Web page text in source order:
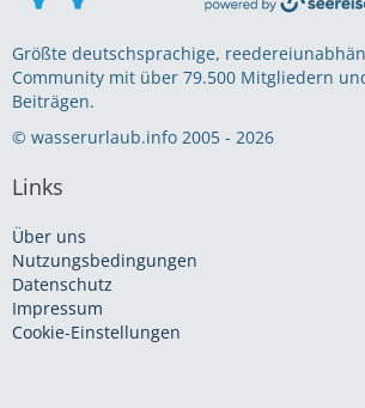
Größte deutschsprachige,
Community mit über 79.500 Mitgliedern
Beiträgen.
© wasserurlaub.info 2005 - 2026
Links
Über uns
Nutzungsbedingungen
Datenschutz
Impressum
Cookie-Einstellungen